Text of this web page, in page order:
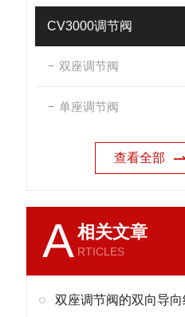
CV3000调节阀
双座调节阀
单座调节阀
查看全部
A相关文章
RTICLES
双座调节阀的双向导